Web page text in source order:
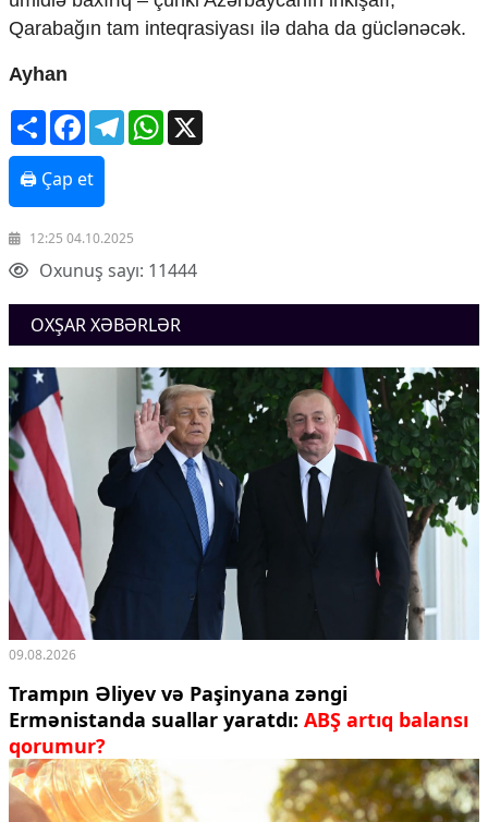
Qarabağın tam inteqrasiyası ilə daha da güclənəcək.
Ayhan
ShareFacebookTelegramWhatsApp
🖨 Çap et
12:25 04.10.2025
Oxunuş sayı: 11444
OXŞAR XƏBƏRLƏR
09.08.2026
Trampın Əliyev və Paşinyana zəngi
Ermənistanda suallar yaratdı: ABŞ artıq balansı
qorumur?